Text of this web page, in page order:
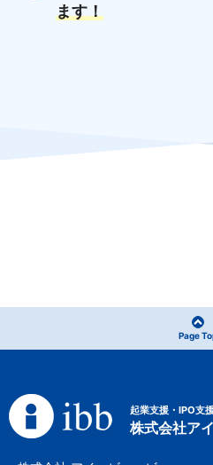
ます！
Page
起業支援・IPO支
株式会社ア